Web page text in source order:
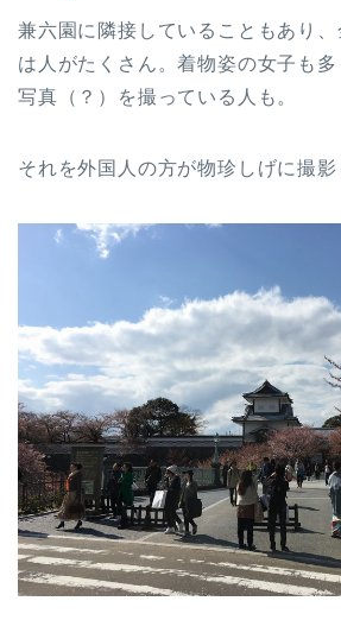
兼六園に隣接していることもあり
は人がたくさん。着物姿の女子も
写真（？）を撮っている人も。
それを外国人の方が物珍しげに撮影